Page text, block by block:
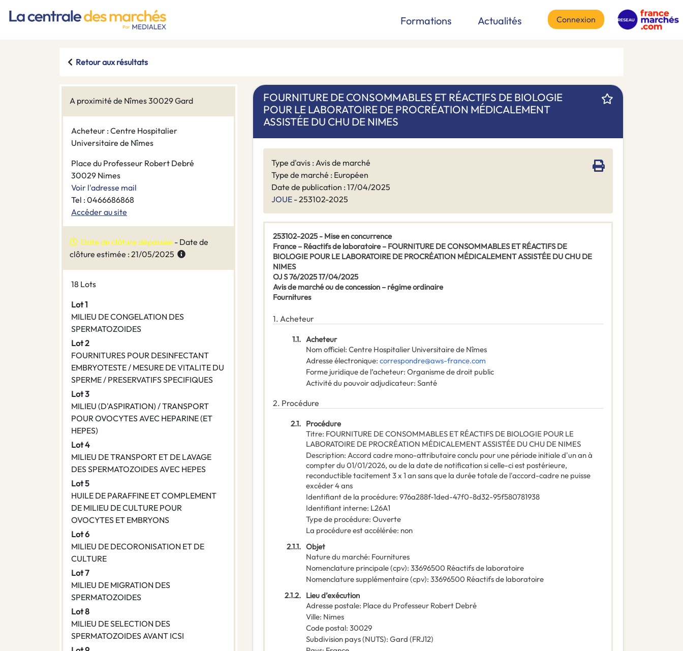
Formations Actualités Connexion
Retour aux résultats
A proximité de Nîmes 30029 Gard
Acheteur : Centre Hospitalier
Universitaire de Nîmes
Place du Professeur Robert Debré
30029 Nimes
Voir l'adresse mail
Tel : 0466686868
Accéder au site
Date de clôture dépassée - Date de
clôture estimée : 21/05/2025
18 Lots
Lot 1
MILIEU DE CONGELATION DES
SPERMATOZOIDES
Lot 2
FOURNITURES POUR DESINFECTANT
EMBRYOTESTE / MESURE DE VITALITE DU
SPERME / PRESERVATIFS SPECIFIQUES
Lot 3
MILIEU (D'ASPIRATION) / TRANSPORT
POUR OVOCYTES AVEC HEPARINE (ET
HEPES)
Lot 4
MILIEU DE TRANSPORT ET DE LAVAGE
DES SPERMATOZOIDES AVEC HEPES
Lot 5
HUILE DE PARAFFINE ET COMPLEMENT
DE MILIEU DE CULTURE POUR
OVOCYTES ET EMBRYONS
Lot 6
MILIEU DE DECORONISATION ET DE
CULTURE
Lot 7
MILIEU DE MIGRATION DES
SPERMATOZOIDES
Lot 8
MILIEU DE SELECTION DES
SPERMATOZOIDES AVANT ICSI
FOURNITURE DE CONSOMMABLES ET RÉACTIFS DE BIOLOGIE
POUR LE LABORATOIRE DE PROCRÉATION MÉDICALEMENT
ASSISTÉE DU CHU DE NIMES
Type d'avis : Avis de marché
Type de marché : Européen
Date de publication : 17/04/2025
JOUE - 253102-2025
253102-2025 - Mise en concurrence
France – Réactifs de laboratoire – FOURNITURE DE CONSOMMABLES ET RÉACTIFS DE
BIOLOGIE POUR LE LABORATOIRE DE PROCRÉATION MÉDICALEMENT ASSISTÉE DU CHU DE
NIMES
OJ S 76/2025 17/04/2025
Avis de marché ou de concession – régime ordinaire
Fournitures
1. Acheteur
1.1. Acheteur
Nom officiel: Centre Hospitalier Universitaire de Nîmes
Adresse électronique: correspondre@aws-france.com
Forme juridique de l’acheteur: Organisme de droit public
Activité du pouvoir adjudicateur: Santé
2. Procédure
2.1. Procédure
Titre: FOURNITURE DE CONSOMMABLES ET RÉACTIFS DE BIOLOGIE POUR LE
LABORATOIRE DE PROCRÉATION MÉDICALEMENT ASSISTÉE DU CHU DE NIMES
Description: Accord cadre mono-attributaire conclu pour une période initiale d'un an à
compter du 01/01/2026, ou de la date de notification si celle-ci est postérieure,
reconductible tacitement 3 x 1 an sans que la durée totale de l'accord-cadre ne puisse
excéder 4 ans
Identifiant de la procédure: 976a288f-1ded-47f0-8d32-95f580781938
Identifiant interne: L26A1
Type de procédure: Ouverte
La procédure est accélérée: non
2.1.1. Objet
Nature du marché: Fournitures
Nomenclature principale(cpv): 33696500 Réactifs de laboratoire
Nomenclature supplémentaire(cpv): 33696500 Réactifs de laboratoire
2.1.2. Lieu d’exécution
Adresse postale: Place du Professeur Robert Debré
Ville: Nimes
Code postal: 30029
Subdivision pays (NUTS): Gard (FRJ12)